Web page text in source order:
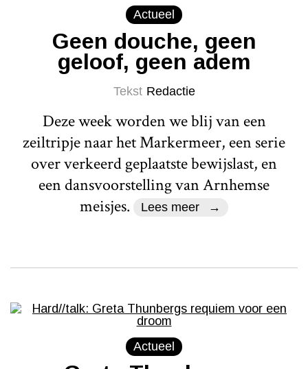
Actueel
Geen douche, geen
geloof, geen adem
Tekst Redactie
Deze week worden we blij van een
zeiltripje naar het Markermeer, een serie
over verkeerd geplaatste bewijslast, en
een dansvoorstelling van Arnhemse
meisjes.
Lees meer
Actueel